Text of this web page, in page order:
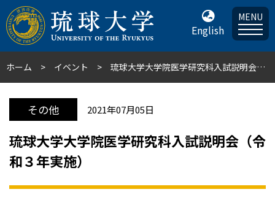
English
MENU
ホーム イベント 琉球大学大学院医学研究科入試説明会（令和３年実施）
その他 2021年07月05日
琉球大学大学院医学研究科入試説明会（令
和３年実施）